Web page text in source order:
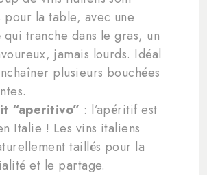
pour la table, avec une
tranche dans le gras, un
jamais lourds. Idéal
plusieurs bouchées
“aperitivo” : l’apéritif est
Italie ! Les vins italiens
taillés pour la
et le partage.